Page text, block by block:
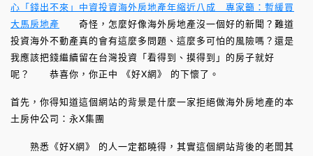
心「錢出不來」 中資投資海外房地產年縮近八成 專家籲：暫緩買
大馬房地產 奇怪，怎麼好像海外房地產沒一個好的新聞？難道
投資海外不動產真的會有這麼多問題、這麼多可怕的風險嗎？還是
我應該把錢繼續留在台灣投資「看得到、摸得到」的房子就好
呢？ 恭喜你，你正中 《好X網》 的下懷了。
首先，你得知道這個網站的背景是什麼一家拒絕做海外房地產的本
土房仲公司：永X集團
熟悉《好X網》 的人一定都曉得，其實這個網站背後的老闆其